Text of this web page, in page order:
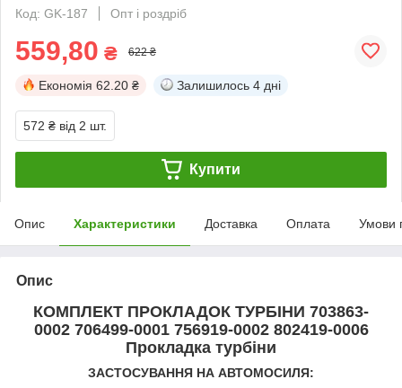
Код: GK-187
Опт і роздріб
559,80 ₴ 622 ₴
Економія 62.20 ₴ Залишилось 4 дні
572 ₴ від 2 шт.
Купити
Опис Характеристики Доставка Оплата Умови
Опис
КОМПЛЕКТ ПРОКЛАДОК ТУРБІНИ 703863-
0002 706499-0001 756919-0002 802419-0006
Прокладка турбіни
ЗАСТОСУВАННЯ НА АВТОМОСИЛЯ: